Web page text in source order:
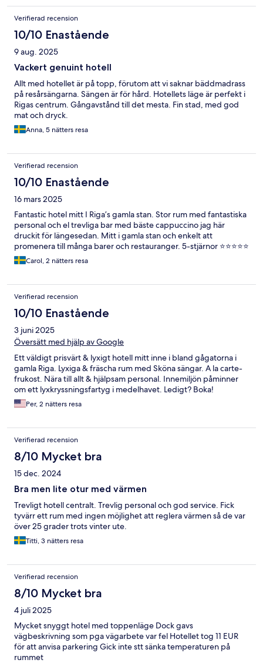
Verifierad recension
10/10 Enastående
9 aug. 2025
Vackert genuint hotell
Allt med hotellet är på topp, förutom att vi saknar bäddmadrass
på resårsängarna. Sängen är för hård. Hotellets läge är perfekt i
Rigas centrum. Gångavstånd till det mesta. Fin stad, med god
mat och dryck.
Anna, 5 nätters resa
Verifierad recension
10/10 Enastående
16 mars 2025
Fantastic hotel mitt I Riga’s gamla stan. Stor rum med fantastiska
personal och el trevliga bar med bäste cappuccino jag här
druckit för längesedan. Mitt i gamla stan och enkelt att
promenera till många barer och restauranger. 5-stjärnor ⭐️⭐️⭐️⭐️⭐️
Carol, 2 nätters resa
Verifierad recension
10/10 Enastående
3 juni 2025
Översätt med hjälp av Google
Ett väldigt prisvärt & lyxigt hotell mitt inne i bland gågatorna i
gamla Riga. Lyxiga & fräscha rum med Sköna sängar. A la carte-
frukost. Nära till allt & hjälpsam personal. Innemiljön påminner
om ett lyxkryssningsfartyg i medelhavet. Ledigt? Boka!
Per, 2 nätters resa
Verifierad recension
8/10 Mycket bra
15 dec. 2024
Bra men lite otur med värmen
Trevligt hotell centralt. Trevlig personal och god service. Fick
tyvärr ett rum med ingen möjlighet att reglera värmen så de var
över 25 grader trots vinter ute.
Titti, 3 nätters resa
Verifierad recension
8/10 Mycket bra
4 juli 2025
Mycket snyggt hotel med toppenläge Dock gavs
vägbeskrivning som pga vägarbete var fel Hotellet tog 11 EUR
för att anvisa parkering Gick inte stt sänka temperaturen på
rummet